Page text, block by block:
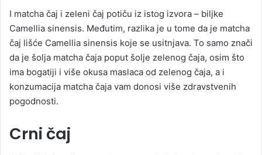
I matcha čaj i zeleni čaj potiču iz istog izvora – biljke
Camellia sinensis. Međutim, razlika je u tome da je matcha
čaj lišće Camellia sinensis koje se usitnjava. To samo znači
da je šolja matcha čaja poput šolje zelenog čaja, osim što
ima bogatiji i više okusa maslaca od zelenog čaja, a i
konzumacija matcha čaja vam donosi više zdravstvenih
pogodnosti.
Crni čaj